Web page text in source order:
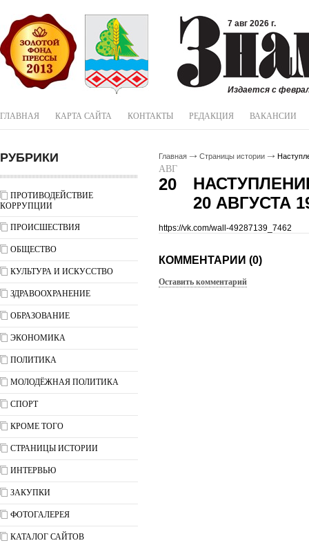
7 авг 2026 г.
Издается с
ГЛАВНАЯ КАРТА САЙТА КОНТАКТЫ РЕДАКЦИЯ ВАКАНСИИ
РУБРИКИ
ПРОТИВОДЕЙСТВИЕ
КОРРУПЦИИ
ПРОИСШЕСТВИЯ
ОБЩЕСТВО
КУЛЬТУРА И ИСКУССТВО
ЗДРАВООХРАНЕНИЕ
ОБРАЗОВАНИЕ
ЭКОНОМИКА
ПОЛИТИКА
МОЛОДЁЖНАЯ ПОЛИТИКА
СПОРТ
КРОМЕ ТОГО
СТРАНИЦЫ ИСТОРИИ
ИНТЕРВЬЮ
ЗАКУПКИ
ФОТОГАЛЕРЕЯ
КАТАЛОГ САЙТОВ
Главная Страницы истории
АВГ
20
20 АВГУСТА
https://vk.com/wall-49287139_7462
КОММЕНТАРИИ (0)
Оставить комментарий